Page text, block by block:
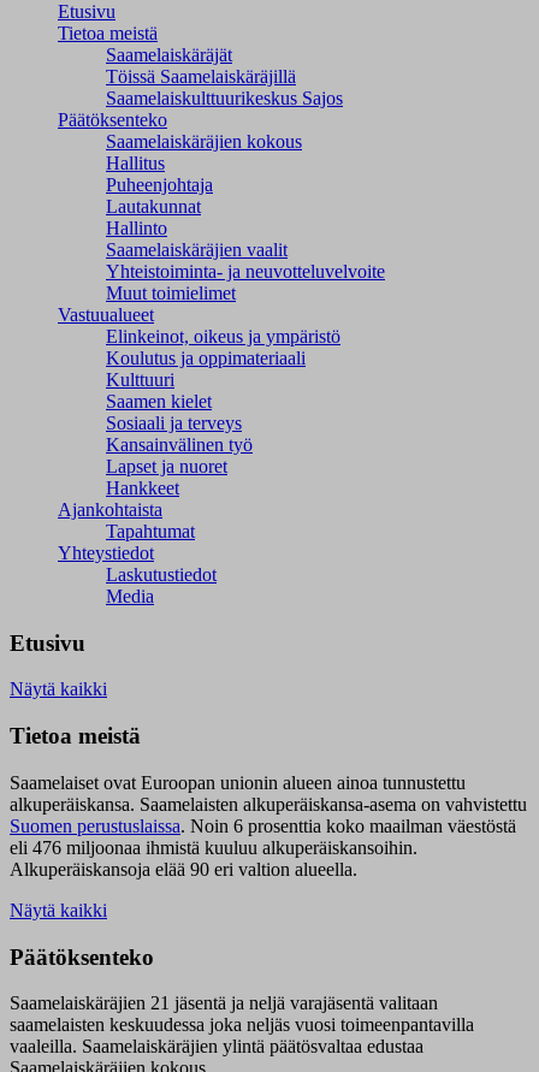
Etusivu
Tietoa meistä
Saamelaiskäräjät
Töissä Saamelaiskäräjillä
Saamelaiskulttuuri­keskus Sajos
Päätöksenteko
Saamelaiskäräjien kokous
Hallitus
Puheenjohtaja
Lautakunnat
Hallinto
Saamelaiskäräjien vaalit
Yhteistoiminta- ja neuvotteluvelvoite
Muut toimielimet
Vastuualueet
Elinkeinot, oikeus ja ympäristö
Koulutus ja oppimateriaali
Kulttuuri
Saamen kielet
Sosiaali ja terveys
Kansainvälinen työ
Lapset ja nuoret
Hankkeet
Ajankohtaista
Tapahtumat
Yhteystiedot
Laskutustiedot
Media
Etusivu
Näytä kaikki
Tietoa meistä
Saamelaiset ovat Euroopan unionin alueen ainoa tunnustettu
alkuperäiskansa. Saamelaisten alkuperäiskansa-asema on vahvistettu
Suomen perustuslaissa. Noin 6 prosenttia koko maailman väestöstä
eli 476 miljoonaa ihmistä kuuluu alkuperäiskansoihin.
Alkuperäiskansoja elää 90 eri valtion alueella.
Näytä kaikki
Päätöksenteko
Saamelaiskäräjien 21 jäsentä ja neljä varajäsentä valitaan
saamelaisten keskuudessa joka neljäs vuosi toimeenpantavilla
vaaleilla. Saamelaiskäräjien ylintä päätösvaltaa edustaa